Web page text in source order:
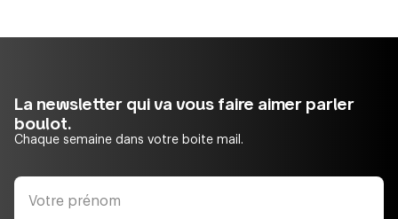
La newsletter qui va vous faire aimer parler
boulot.
Chaque semaine dans votre boite mail.